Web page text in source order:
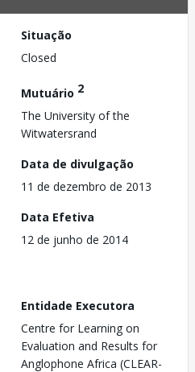
Situação
Closed
Mutuário 2
The University of the
Witwatersrand
Data de divulgação
11 de dezembro de 2013
Data Efetiva
12 de junho de 2014
Entidade Executora
Centre for Learning on
Evaluation and Results for
Anglophone Africa (CLEAR-